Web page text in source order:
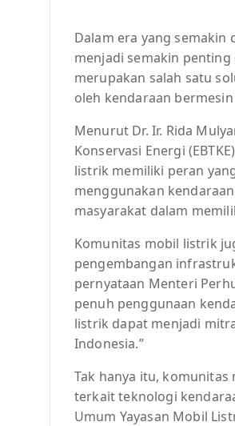
Dalam era yang
menjadi semakin
merupakan salah satu
oleh kendaraan
Menurut Dr. Ir. Rida
Konservasi Energi
listrik memiliki peran
menggunakan
masyarakat dalam
Komunitas mobil listrik
pengembangan
pernyataan Menteri
penuh penggunaan
listrik dapat menjadi
Indonesia.”
Tak hanya itu,
terkait teknologi
Umum Yayasan Mobil